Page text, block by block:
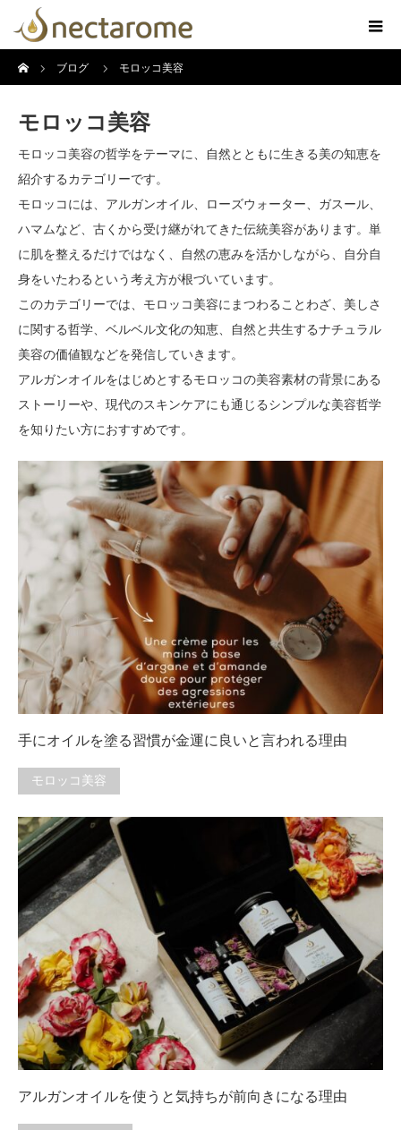
ブログ
モロッコ美容
モロッコ美容
モロッコ美容の哲学をテーマに、自然とともに生きる美の知恵を
紹介するカテゴリーです。
モロッコには、アルガンオイル、ローズウォーター、ガスール、
ハマムなど、古くから受け継がれてきた伝統美容があります。単
に肌を整えるだけではなく、自然の恵みを活かしながら、自分自
身をいたわるという考え方が根づいています。
このカテゴリーでは、モロッコ美容にまつわることわざ、美しさ
に関する哲学、ベルベル文化の知恵、自然と共生するナチュラル
美容の価値観などを発信していきます。
アルガンオイルをはじめとするモロッコの美容素材の背景にある
ストーリーや、現代のスキンケアにも通じるシンプルな美容哲学
を知りたい方におすすめです。
手にオイルを塗る習慣が金運に良いと言われる理由
モロッコ美容
アルガンオイルを使うと気持ちが前向きになる理由